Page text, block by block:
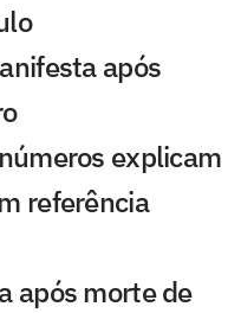
após
explicam
referência
após morte de